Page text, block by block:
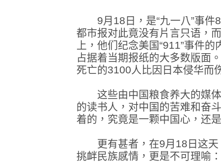
9月18日，是“九一八”事件
都市报对此竟没有片言只语，
上，他们纪念美国“911”事件
占据着当期报纸的大多数版面
死亡的3100人比因日本侵华而
这些由中国粮食养大的媒体
的读书人，对中国的苦难和奋
着的，究竟是一颗中国心，还
更有甚者，在9月18日这天
挑衅民族感情，更是不可理喻：